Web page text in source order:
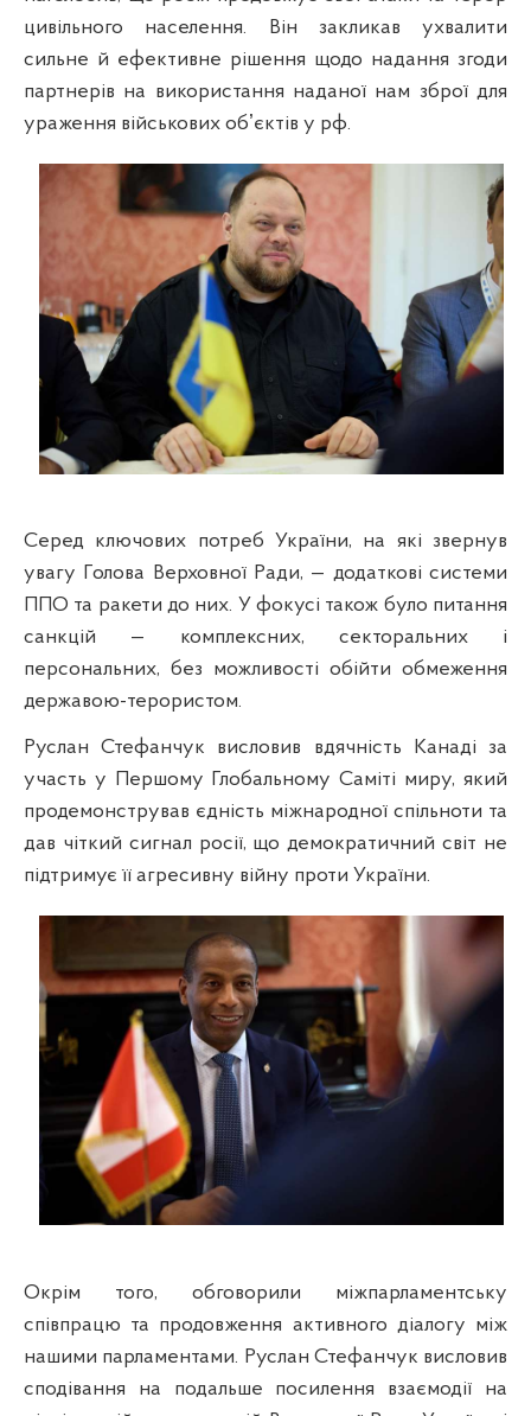
цивільного населення. Він закликав ухвалити
сильне й ефективне рішення щодо надання згоди
партнерів на використання наданої нам зброї для
ураження військових обʼєктів у рф.
Серед ключових потреб України, на які звернув
увагу Голова Верховної Ради, — додаткові системи
ППО та ракети до них. У фокусі також було питання
санкцій — комплексних, секторальних і
персональних, без можливості обійти обмеження
державою-терористом.
Руслан Стефанчук висловив вдячність Канаді за
участь у Першому Глобальному Саміті миру, який
продемонстрував єдність міжнародної спільноти та
дав чіткий сигнал росії, що демократичний світ не
підтримує її агресивну війну проти України.
Окрім того, обговорили міжпарламентську
співпрацю та продовження активного діалогу між
нашими парламентами. Руслан Стефанчук висловив
сподівання на подальше посилення взаємодії на